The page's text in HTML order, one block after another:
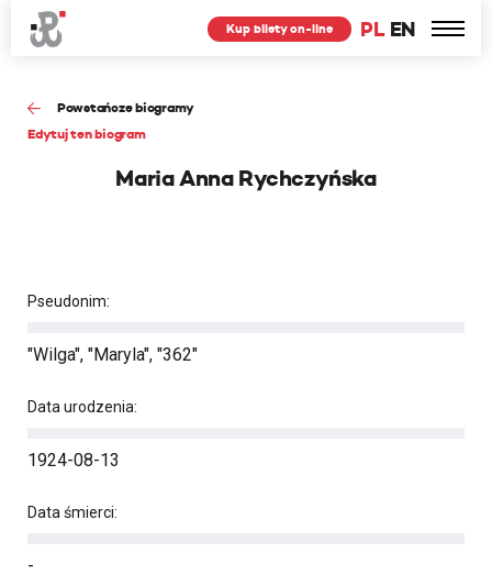
PL EN
Kup bilety on-line
Powstańcze biogramy
Edytuj ten biogram
Maria Anna Rychczyńska
Pseudonim:
"Wilga", "Maryla", "362"
Data urodzenia:
1924-08-13
Data śmierci:
-